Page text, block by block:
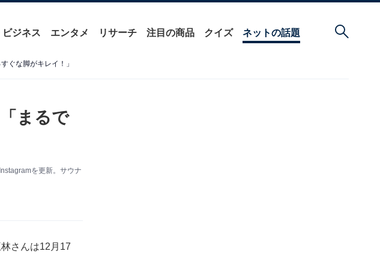
ビジネス エンタメ リサーチ 注目の商品 クイズ ネットの話題
ぐな脚がキレイ！」
まるで
を更新。サウナ
さんは12月17